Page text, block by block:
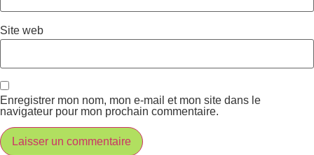
Site web
Enregistrer mon nom, mon e-mail et mon site dans le
navigateur pour mon prochain commentaire.